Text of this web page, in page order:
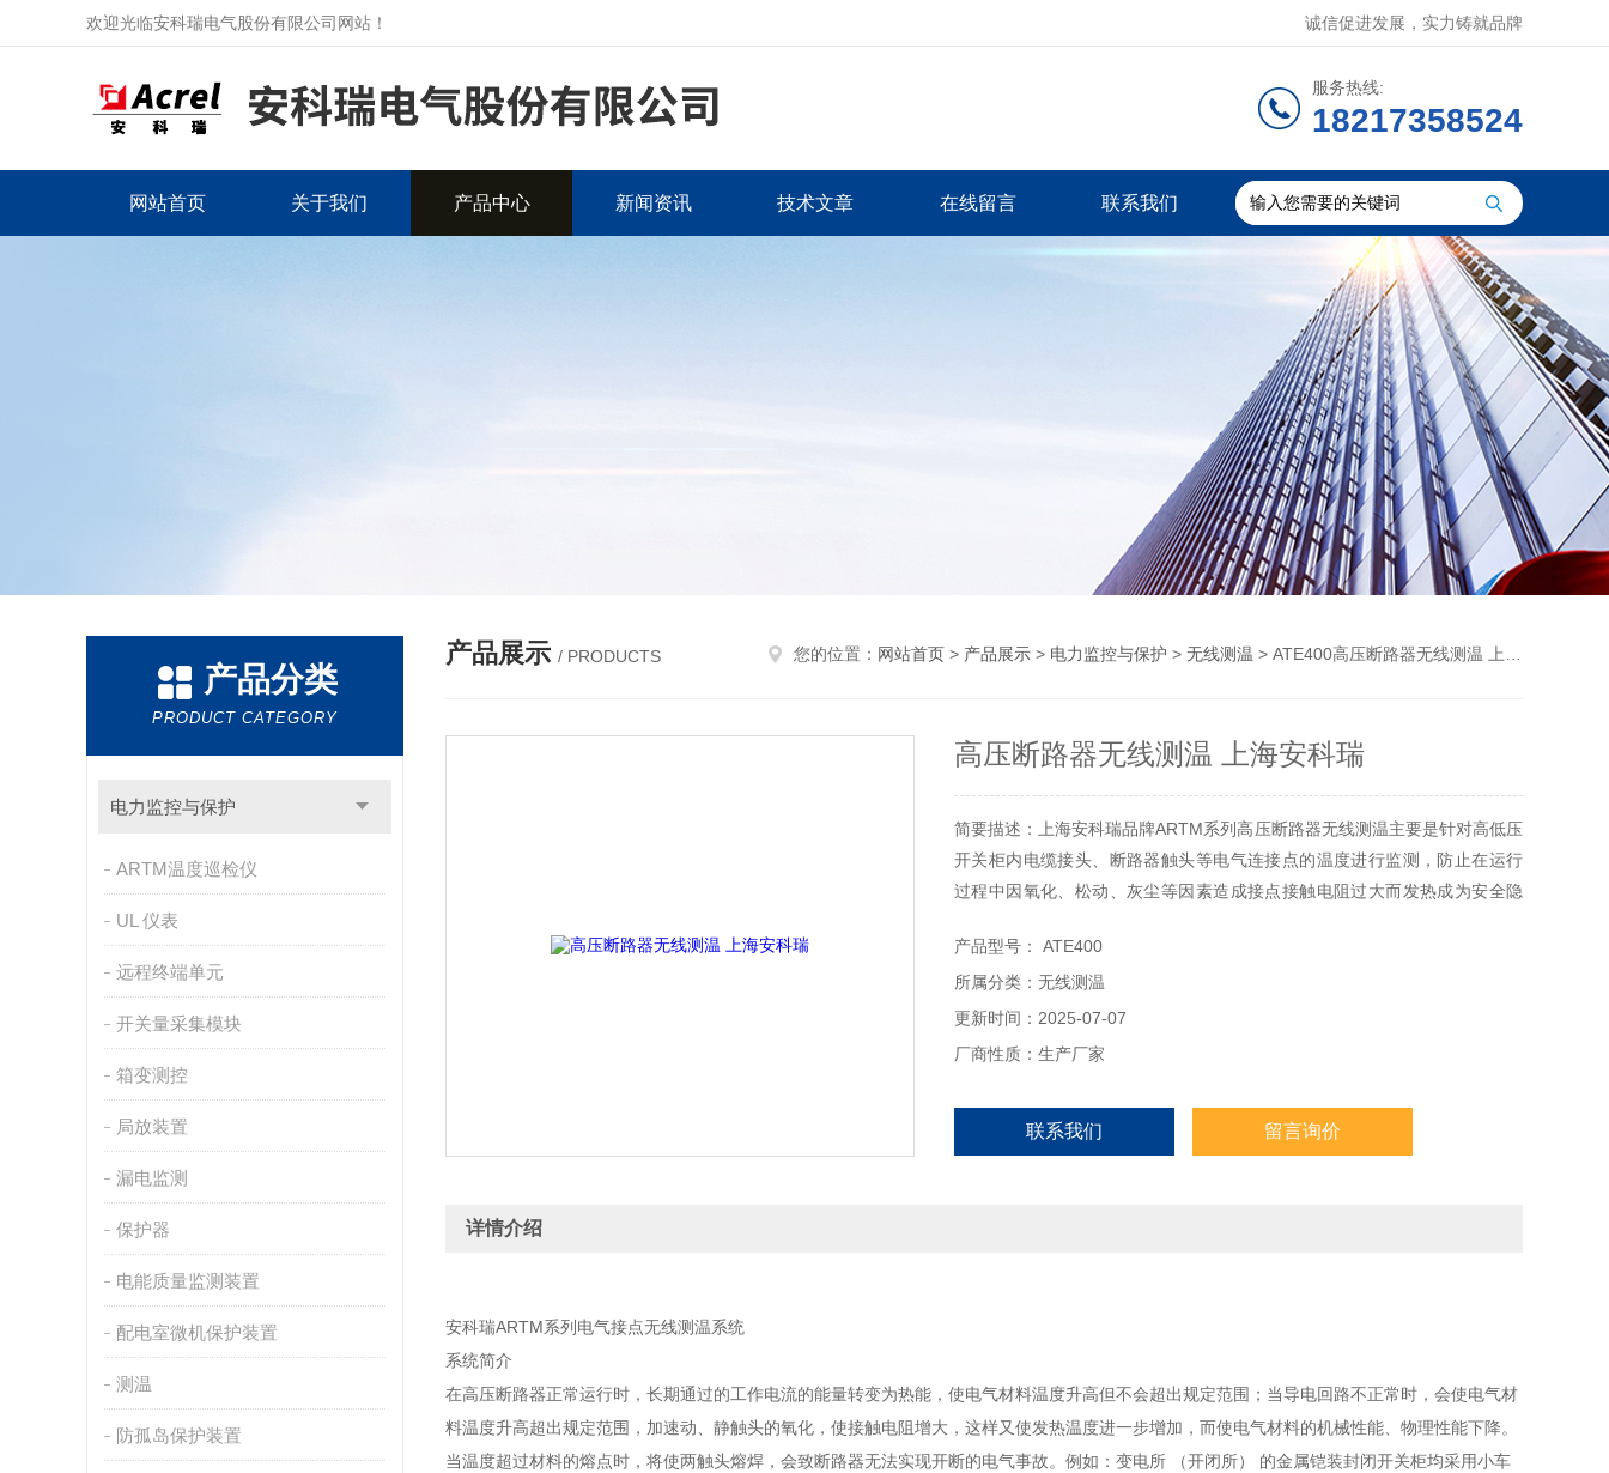
欢迎光临安科瑞电气股份有限公司网站！ 诚信促进发展，实力铸就品牌
服务热线:
18217358524
网站首页 关于我们 产品中心 新闻资讯 技术文章 在线留言 联系我们
产品分类
PRODUCT CATEGORY
电力监控与保护
ARTM温度巡检仪
UL 仪表
远程终端单元
开关量采集模块
箱变测控
局放装置
漏电监测
保护器
电能质量监测装置
配电室微机保护装置
测温
防孤岛保护装置
产品展示 / PRODUCTS 您的位置： 网站首页 > 产品展示 > 电力监控与保护 > 无线测温 > ATE400高压断路器无线测温 上海安科瑞
高压断路器无线测温 上海安科瑞
简要描述：上海安科瑞品牌ARTM系列高压断路器无线测温主要是针对高低压
开关柜内电缆接头、断路器触头等电气连接点的温度进行监测，防止在运行
过程中因氧化、松动、灰尘等因素造成接点接触电阻过大而发热成为安全隐
故率。
产品型号： ATE400
所属分类：无线测温
更新时间：2025-07-07
厂商性质：生产厂家
联系我们 留言询价
详情介绍
安科瑞ARTM系列电气接点无线测温系统
系统简介
在高压断路器正常运行时，长期通过的工作电流的能量转变为热能，使电气材料温度升高但不会超出规定范围；当导电回路不正常时，会使电气材
料温度升高超出规定范围，加速动、静触头的氧化，使接触电阻增大，这样又使发热温度进一步增加，而使电气材料的机械性能、物理性能下降。
当温度超过材料的熔点时，将使两触头熔焊，会致断路器无法实现开断的电气事故。例如：变电所 （开闭所） 的金属铠装封闭开关柜均采用小车